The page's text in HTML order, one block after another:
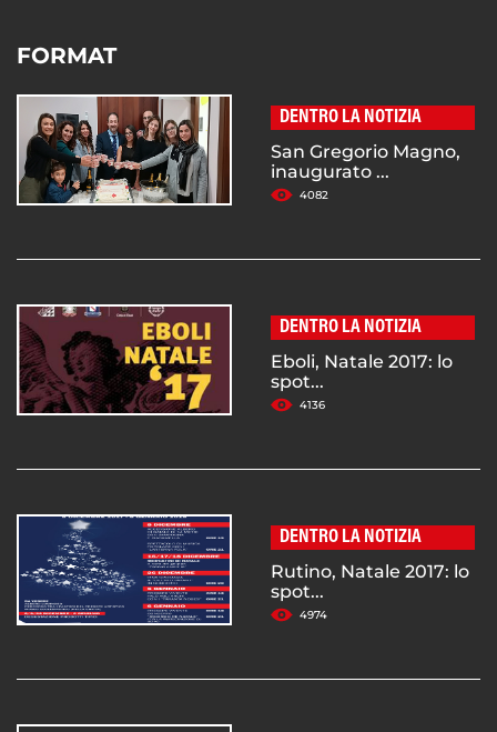
FORMAT
DENTRO LA NOTIZIA
San Gregorio Magno,
inaugurato ...
4082
DENTRO LA NOTIZIA
Eboli, Natale 2017: lo
spot...
4136
DENTRO LA NOTIZIA
Rutino, Natale 2017: lo
spot...
4974